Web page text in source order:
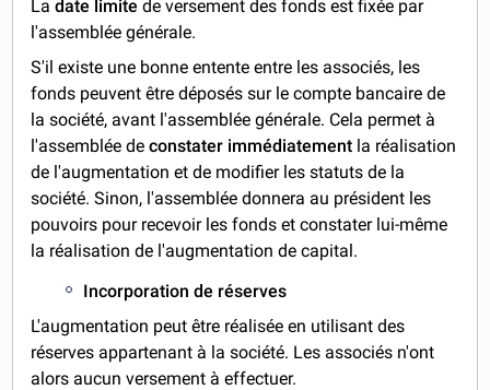
Ladate limite de versement des fonds est fixée par
l'assemblée générale.
S'il existe une bonne entente entre les associés, les
fonds peuvent être déposés sur le compte bancaire de
la société, avant l'assemblée générale. Cela permet à
l'assemblée deconstater immédiatement la réalisation
de l'augmentation et de modifier les statuts de la
société. Sinon, l'assemblée donnera au président les
pouvoirs pour recevoir les fonds et constater lui-même
la réalisation de l'augmentation de capital.
Incorporation de réserves
L'augmentation peut être réalisée en utilisant des
réserves appartenant à la société. Les associés n'ont
alors aucun versement à effectuer.